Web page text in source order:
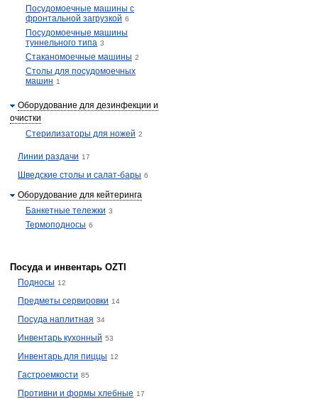
Посудомоечные машины с
фронтальной загрузкой 6
Посудомоечные машины
туннельного типа 3
Стаканомоечные машины 2
Столы для посудомоечных
машин 1
Оборудование для дезинфекции и
очистки
Стерилизаторы для ножей 2
Линии раздачи 17
Шведские столы и салат-бары 6
Оборудование для кейтеринга
Банкетные тележки 3
Термоподносы 6
Посуда и инвентарь OZTI
Подносы 12
Предметы сервировки 14
Посуда наплитная 34
Инвентарь кухонный 53
Инвентарь для пиццы 12
Гастроемкости 85
Противни и формы хлебные 17